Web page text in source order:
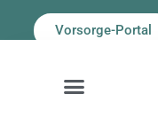
Vorsorge-Portal